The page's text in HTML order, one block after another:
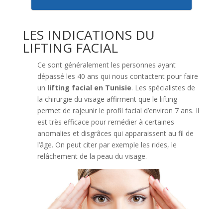
LES INDICATIONS DU
LIFTING FACIAL
Ce sont généralement les personnes ayant
dépassé les 40 ans qui nous contactent pour faire
un lifting facial en Tunisie. Les spécialistes de
la chirurgie du visage affirment que le lifting
permet de rajeunir le profil facial d’environ 7 ans. Il
est très efficace pour remédier à certaines
anomalies et disgrâces qui apparaissent au fil de
l’âge. On peut citer par exemple les rides, le
relâchement de la peau du visage.